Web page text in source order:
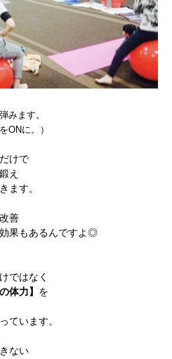
メンバー図鑑
みます。
ONに。）
けで
え
ます。
善
果もあるんですよ◎
ではなく
体力】 を
ています。
ない